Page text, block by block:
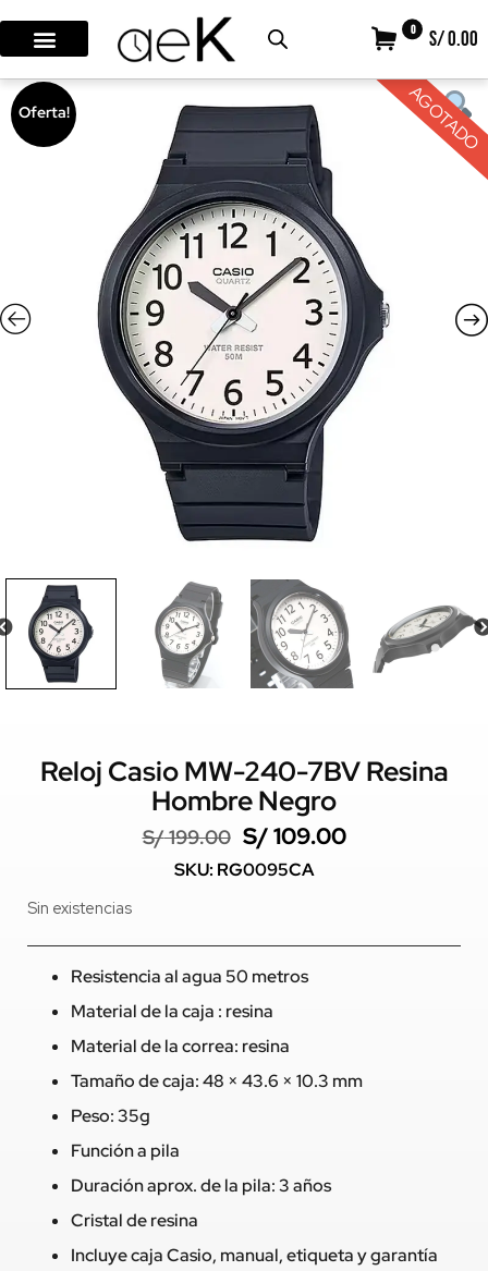
0 S/ 0.00
Oferta! AGOTADO
Reloj Casio MW-240-7BV Resina
Hombre Negro
S/199.00 S/109.00
SKU: RG0095CA
Sin existencias
Resistencia al agua 50 metros
Material de la caja : resina
Material de la correa: resina
Tamaño de caja: 48 × 43.6 × 10.3 mm
Peso: 35g
Función a pila
Duración aprox. de la pila: 3 años
Cristal de resina
Incluye caja Casio, manual, etiqueta y garantía